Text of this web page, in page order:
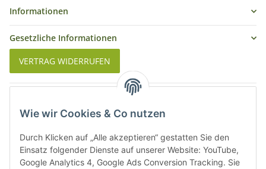
Wie wir Cookies & Co nutzen
Durch Klicken auf „Alle akzeptieren“ gestatten Sie den
Einsatz folgender Dienste auf unserer Website: YouTube,
Google Analytics 4, Google Ads Conversion Tracking. Sie
Informationen
Gesetzliche Informationen
VERTRAG WIDERRUFEN
Weinbauregionen und Weinbaugebiete in Österreich